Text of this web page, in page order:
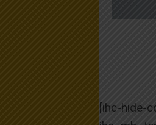
[ihc-hide-